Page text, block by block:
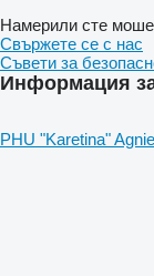
Намерили сте
Свържете се с нас
Съвети за
Информация
PHU "Karetina"